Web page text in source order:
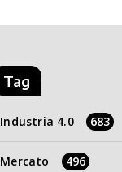
Tag
Industria 4.0 683
Mercato 496